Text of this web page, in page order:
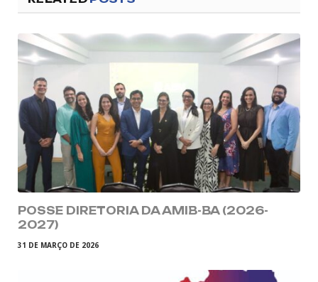
POSSE DIRETORIA DA AMIB-BA (2026-
2027)
31 DE MARÇO DE 2026